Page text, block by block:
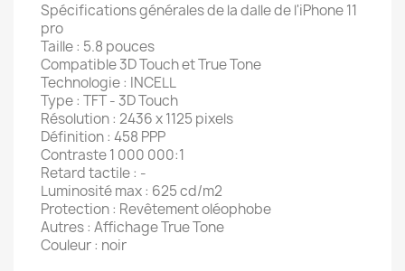
Spécifications générales de la dalle de l'iPhone 11
pro
Taille : 5.8 pouces
Compatible 3D Touch et True Tone
Technologie : INCELL
Type : TFT - 3D Touch
Résolution : 2436 x 1125 pixels
Définition : 458 PPP
Contraste 1 000 000:1
Retard tactile : -
Luminosité max : 625 cd/m2
Protection : Revêtement oléophobe
Autres : Affichage True Tone
Couleur : noir